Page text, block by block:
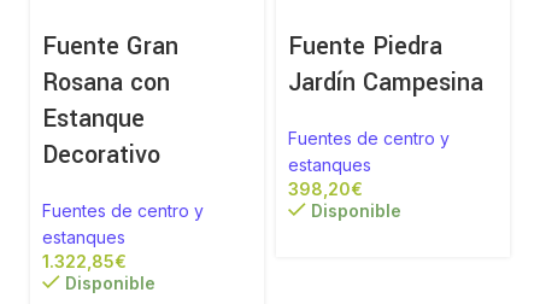
Fuente Gran
Rosana con
Estanque
Decorativo
Fuentes de centro y
estanques
€
Disponible
Fuente Piedra
Jardín Campesina
Fuentes de centro y
estanques
€
Disponible